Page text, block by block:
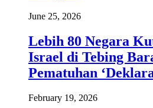
June 25, 2026
Lebih 80 Negara
Israel di Tebing
Pematuhan
February 19, 2026